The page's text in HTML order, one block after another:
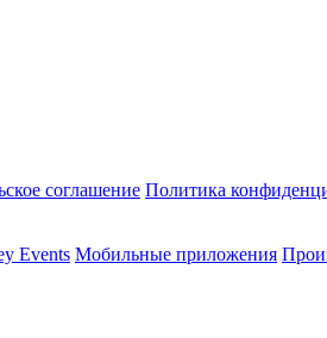
соглашение Политика
Events Мобильные приложения